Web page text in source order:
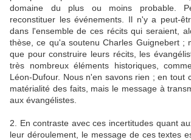
domaine du plus ou moins probable.
reconstituer les événements. Il n'y a peut-
dans l'ensemble de ces récits qui seraient,
thèse, ce qu'a soutenu Charles Guignebert ;
que pour construire leurs récits, les
très nombreux éléments historiques,
Léon-Dufour. Nous n'en savons rien ; en tout
matérialité des faits, mais le message à
aux évangélistes.
2. En contraste avec ces incertitudes quant
leur déroulement, le message de ces textes